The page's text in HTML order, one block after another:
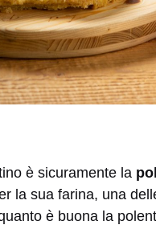
è sicuramente la
la sua farina, una
è buona la